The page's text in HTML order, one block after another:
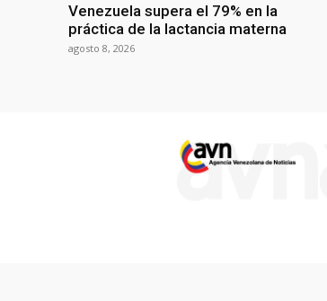
Venezuela supera el 79% en la
práctica de la lactancia materna
agosto 8, 2026